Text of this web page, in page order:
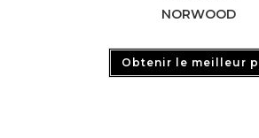
NORWOOD
Obtenir le meilleur